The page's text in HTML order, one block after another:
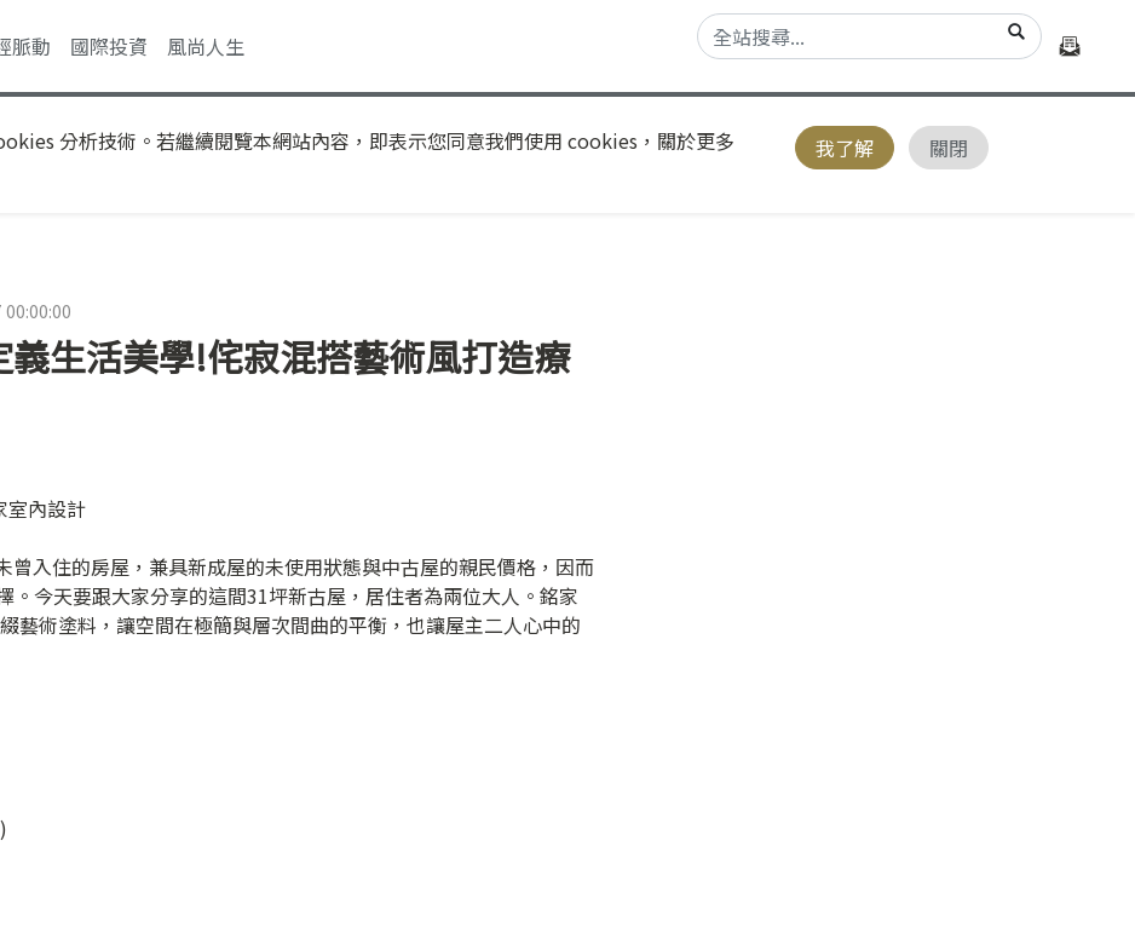
脈動 國際投資 風尚人生
分析技術。若繼續閱覽本網站內容，即表示您同意我們使用 cookies，關於更多
我了解 關閉
生活美學!侘寂混搭藝術風打造療
室內設計
曾入住的房屋，兼具新成屋的未使用狀態與中古屋的親民價格，因而
。今天要跟大家分享的這間31坪新古屋，居住者為兩位大人。銘家
藝術塗料，讓空間在極簡與層次間曲的平衡，也讓屋主二人心中的